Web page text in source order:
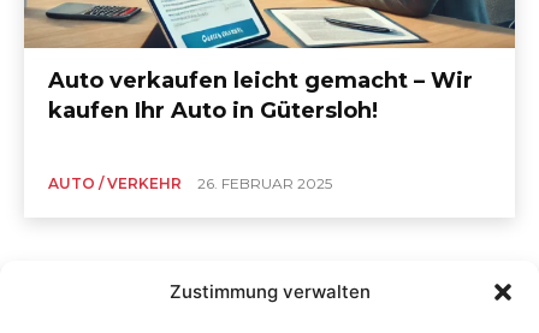
Zustimmung verwalten
Auto verkaufen leicht gemacht – Wir
kaufen Ihr Auto in Gütersloh!
AUTO / VERKEHR 26. FEBRUAR 2025